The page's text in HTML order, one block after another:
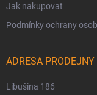
Jak nakupovat
Podmínky ochrany
ADRESA PRODEJNY
Libušina 186